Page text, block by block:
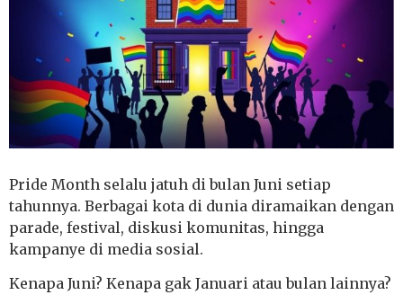
Pride Month selalu jatuh di bulan Juni setiap
tahunnya. Berbagai kota di dunia diramaikan dengan
parade, festival, diskusi komunitas, hingga
kampanye di media sosial.
Kenapa Juni? Kenapa gak Januari atau bulan lainnya?